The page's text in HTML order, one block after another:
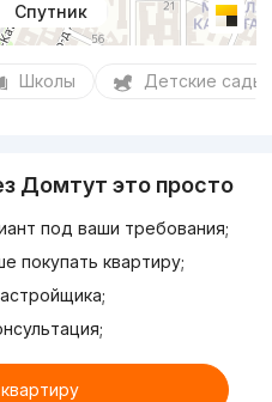
Спутник
Школы Детские сады
Домтут это просто
под ваши требования;
покупать квартиру;